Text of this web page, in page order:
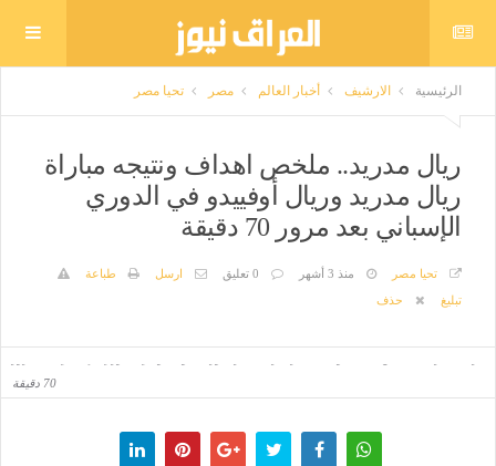
الرئيسية الارشيف أخبار العالم مصر تحيا مصر
ريال مدريد.. ملخص اهداف ونتيجه مباراة
ريال مدريد وريال أوفييدو في الدوري
الإسباني بعد مرور 70 دقيقة
تحيا مصر منذ 3 أشهر 0 تعليق ارسل
طباعة
تبليغ
حذف
70 دقيقة